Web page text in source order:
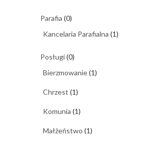
Parafia (0)
Kancelaria Parafialna (1)
Posługi(0)
Bierzmowanie(1)
Chrzest (1)
Komunia (1)
Małżeństwo (1)